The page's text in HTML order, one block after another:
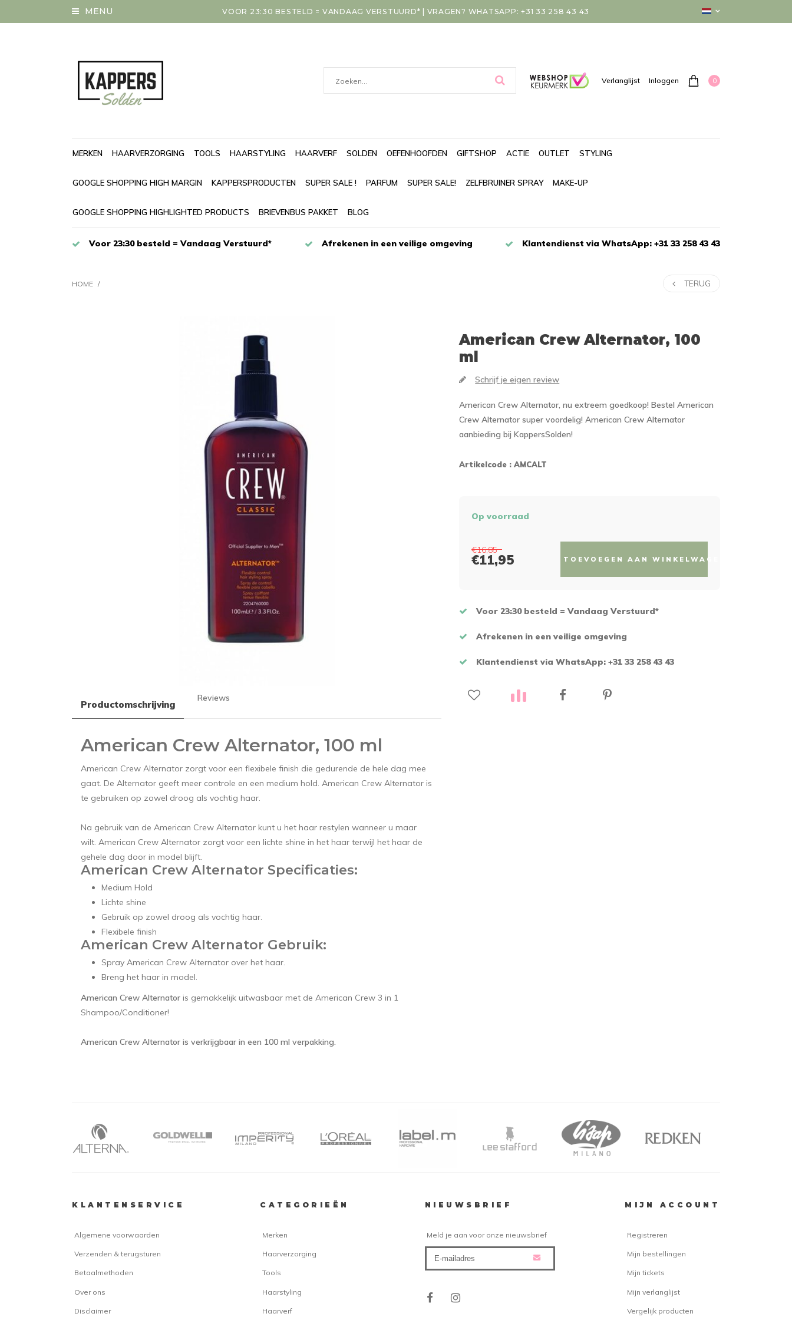
MENU VOOR 23:30 BESTELD = VANDAAG VERSTUURD* | VRAGEN? WHATSAPP: +31 33 258 43 43
Verlanglijst Inloggen 0
MERKEN HAARVERZORGING TOOLS HAARSTYLING HAARVERF SOLDEN OEFENHOOFDEN GIFTSHOP ACTIE OUTLET STYLING
GOOGLE SHOPPING HIGH MARGIN KAPPERSPRODUCTEN SUPER SALE ! PARFUM SUPER SALE! ZELFBRUINER SPRAY MAKE-UP
GOOGLE SHOPPING HIGHLIGHTED PRODUCTS BRIEVENBUS PAKKET BLOG
Voor 23:30 besteld = Vandaag Verstuurd* Afrekenen in een veilige omgeving Klantendienst via WhatsApp: +31 33 258 43 43
HOME / TERUG
Productomschrijving
Reviews
American Crew Alternator, 100 ml
American Crew Alternator zorgt voor een flexibele finish die gedurende de hele dag mee
gaat. De Alternator geeft meer controle en een medium hold. American Crew Alternator is
te gebruiken op zowel droog als vochtig haar.
Na gebruik van de American Crew Alternator kunt u het haar restylen wanneer u maar
wilt. American Crew Alternator zorgt voor een lichte shine in het haar terwijl het haar de
gehele dag door in model blijft.
American Crew Alternator Specificaties:
Medium Hold
Lichte shine
Gebruik op zowel droog als vochtig haar.
Flexibele finish
American Crew Alternator Gebruik:
Spray American Crew Alternator over het haar.
Breng het haar in model.
American Crew Alternator is gemakkelijk uitwasbaar met de American Crew 3 in 1
Shampoo/Conditioner!
American Crew Alternator is verkrijgbaar in een 100 ml verpakking.
American CrewAlternator, 100
ml
Schrijf je eigen review
American Crew Alternator, nu extreem goedkoop! Bestel American
Crew Alternator super voordelig! American Crew Alternator
aanbieding bij KappersSolden!
Artikelcode : AMCALT
Op voorraad
€16,85
€11,95 TOEVOEGEN AAN WINKELWAGEN
Voor 23:30 besteld = Vandaag Verstuurd*
Afrekenen in een veilige omgeving
Klantendienst via WhatsApp: +31 33 258 43 43
KLANTENSERVICE
Algemene voorwaarden
Verzenden & terugsturen
Betaalmethoden
Over ons
Disclaimer
CATEGORIEËN
Merken
Haarverzorging
Tools
Haarstyling
Haarverf
NIEUWSBRIEF
Meld je aan voor onze nieuwsbrief
MIJN ACCOUNT
Registreren
Mijn bestellingen
Mijn tickets
Mijn verlanglijst
Vergelijk producten